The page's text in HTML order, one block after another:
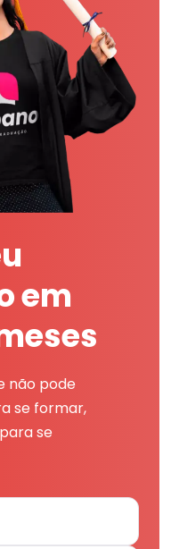
em
não pode
se formar,
se